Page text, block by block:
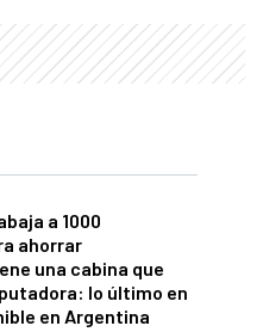
a 1000
ahorrar
una cabina que
lo último en
en Argentina